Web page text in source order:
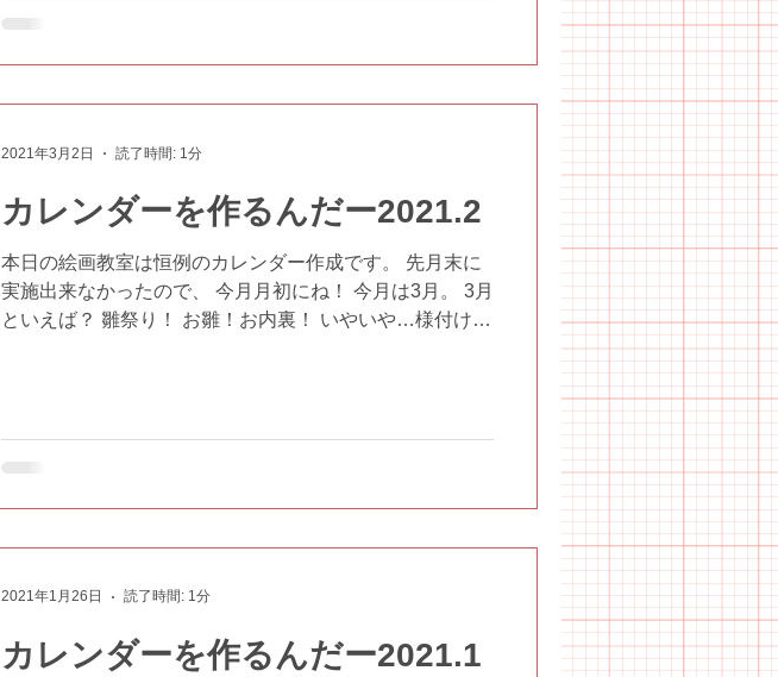
カレンダーを作るんだー2021.2
本日の絵画教室は恒例のカレンダー作成です。 先月末に
実施出来なかったので、 今月月初にね！ 今月は3月。 3月
といえば？ 雛祭り！ お雛！お内裏！ いやいや…様付け
2021年3月2日 読了時間: 1分
カレンダーを作るんだー2021.1
2021年1月26日 読了時間: 1分